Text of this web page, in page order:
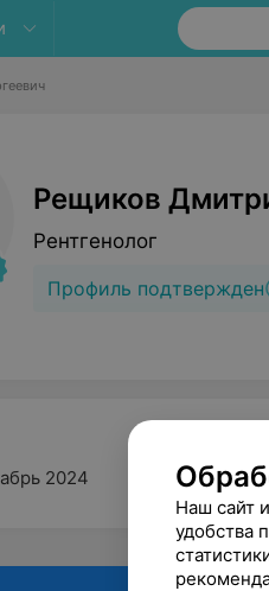
Рещиков
Рентгенолог
Профиль подтвержден
2024
Наш сайт
удобства